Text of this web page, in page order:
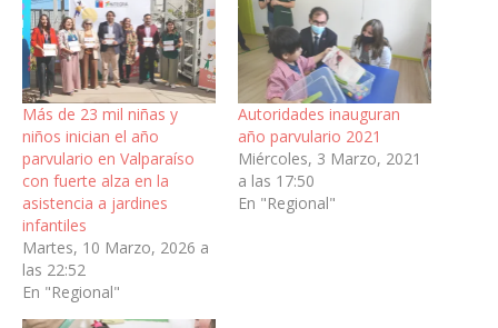
Más de 23 mil niñas y
niños inician el año
parvulario en Valparaíso
con fuerte alza en la
asistencia a jardines
infantiles
Martes, 10 Marzo, 2026 a
las 22:52
En "Regional"
Autoridades inauguran
año parvulario 2021
Miércoles, 3 Marzo, 2021
a las 17:50
En "Regional"